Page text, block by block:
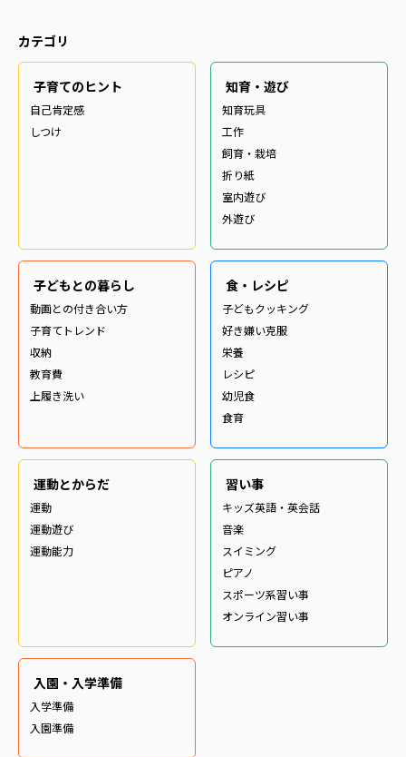
カテゴリ
子育てのヒント
自己肯定感
しつけ
知育・遊び
知育玩具
工作
飼育・栽培
折り紙
室内遊び
外遊び
子どもとの暮らし
動画との付き合い方
子育てトレンド
収納
教育費
上履き洗い
食・レシピ
子どもクッキング
好き嫌い克服
栄養
レシピ
幼児食
食育
運動とからだ
運動
運動遊び
運動能力
習い事
キッズ英語・英会話
音楽
スイミング
ピアノ
スポーツ系習い事
オンライン習い事
入園・入学準備
入学準備
入園準備